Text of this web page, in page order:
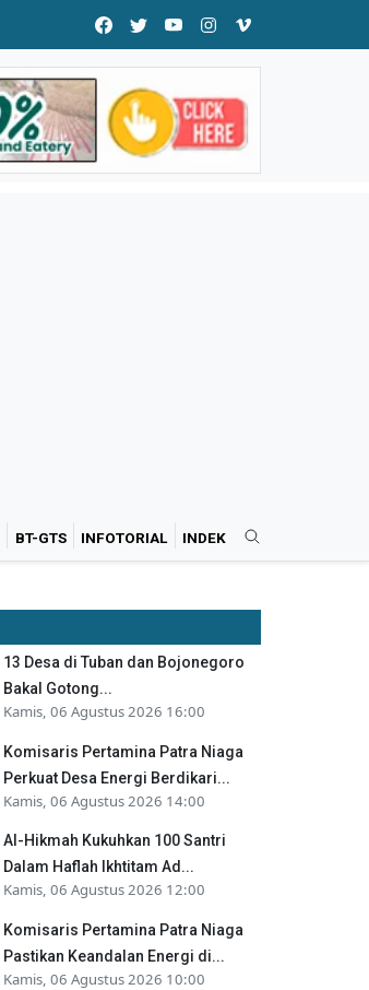
BT-GTS INFOTORIAL INDEK
13 Desa di Tuban dan Bojonegoro
Bakal Gotong...
Kamis, 06 Agustus 2026 16:00
Komisaris Pertamina Patra Niaga
Perkuat Desa Energi Berdikari...
Kamis, 06 Agustus 2026 14:00
Al-Hikmah Kukuhkan 100 Santri
Dalam Haflah Ikhtitam Ad...
Kamis, 06 Agustus 2026 12:00
Komisaris Pertamina Patra Niaga
Pastikan Keandalan Energi di...
Kamis, 06 Agustus 2026 10:00